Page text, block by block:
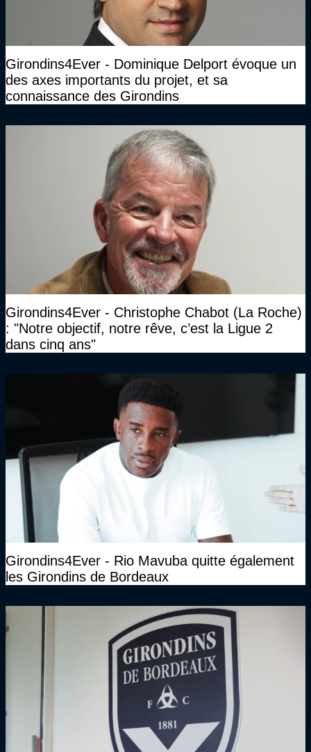
Girondins4Ever - Dominique Delport évoque un
des axes importants du projet, et sa
connaissance des Girondins
Girondins4Ever - Christophe Chabot (La Roche)
: "Notre objectif, notre rêve, c’est la Ligue 2
dans cinq ans"
Girondins4Ever - Rio Mavuba quitte également
les Girondins de Bordeaux